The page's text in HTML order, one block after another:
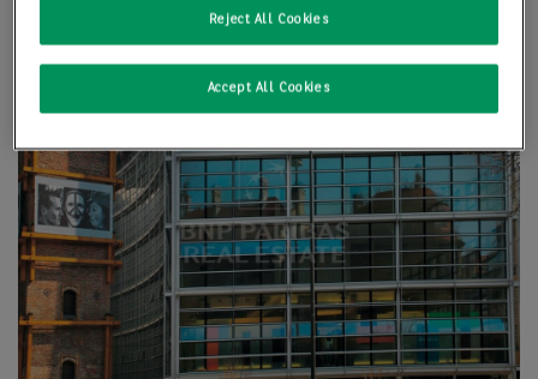
Reject All Cookies
Accept All Cookies